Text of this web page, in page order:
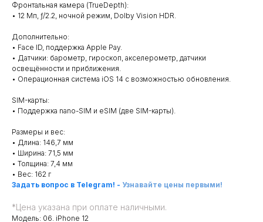
Фронтальная камера (TrueDepth):
• 12 Мп, ƒ/2.2, ночной режим, Dolby Vision HDR.
Дополнительно:
• Face ID, поддержка Apple Pay.
• Датчики: барометр, гироскоп, акселерометр, датчики
освещённости и приближения.
• Операционная система iOS 14 с возможностью обновления.
SIM-карты:
• Поддержка nano-SIM и eSIM (две SIM-карты).
Размеры и вес:
• Длина: 146,7 мм
• Ширина: 71,5 мм
• Толщина: 7,4 мм
• Вес: 162 г
Задать вопрос в Telegram! - Узнавайте цены первыми!
*Цена указана при оплате наличными.
Модель: 06. iPhone 12